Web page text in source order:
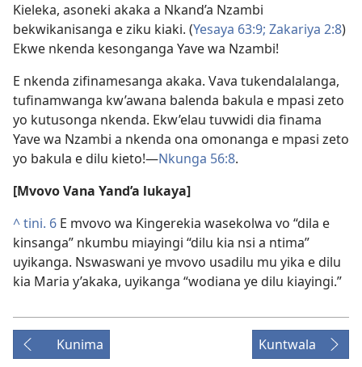
Kieleka, asoneki akaka a Nkand’a Nzambi
bekwikanisanga e ziku kiaki. (Yesaya 63:9; Zakariya 2:⁠8)
Ekwe nkenda kesonganga Yave wa Nzambi!
E nkenda zifinamesanga akaka. Vava tukendalalanga,
tufinamwanga kw’awana balenda bakula e mpasi zeto
yo kutusonga nkenda. Ekw’elau tuvwidi dia finama
Yave wa Nzambi a nkenda ona omonanga e mpasi zeto
yo bakula e dilu kieto!​—⁠Nkunga 56:⁠8.
[Mvovo Vana Yand’a lukaya]
^tini. 6 E mvovo wa Kingerekia wasekolwa vo “dila e
kinsanga” nkumbu miayingi “dilu kia nsi a ntima”
uyikanga. Nswaswani ye mvovo usadilu mu yika e dilu
kia Maria y’akaka, uyikanga “wodiana ye dilu kiayingi.”
Kunima Kuntwala